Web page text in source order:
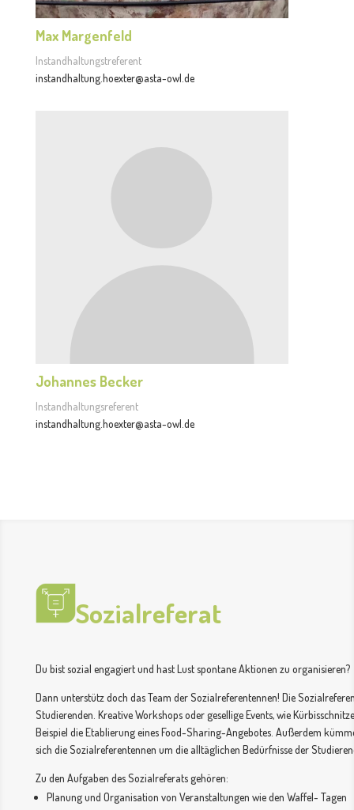
Max Margenfeld
Instandhaltungstreferent
instandhaltung.hoexter@asta-owl.de
Johannes Becker
Instandhaltungsreferent
instandhaltung.hoexter@asta-owl.de
Sozialreferat
Du bist sozial engagiert und hast Lust spontane Aktionen zu organisieren?
Dann unterstütz doch das Team der Sozialreferentennen! Die
Studierenden. Kreative Workshops oder gesellige Events, wie
Beispiel die Etablierung eines Food-Sharing-Angebotes. Außerdem
sich die Sozialreferentennen um die alltäglichen Bedürfnisse der
Zu den Aufgaben des Sozialreferats gehören:
Planung und Organisation von Veranstaltungen wie den Waffel- Tagen